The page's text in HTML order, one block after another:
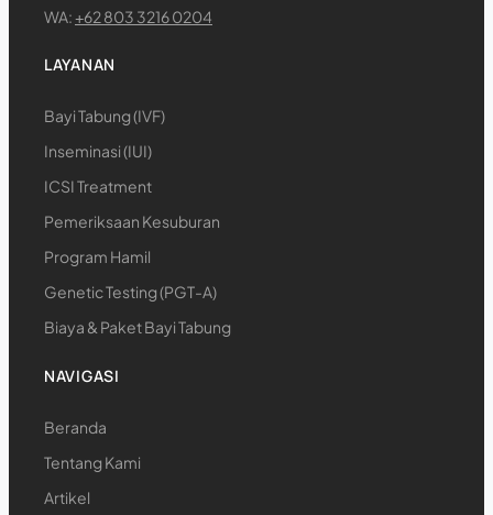
WA:+62 803 3216 0204
LAYANAN
Bayi Tabung (IVF)
Inseminasi (IUI)
ICSI Treatment
Pemeriksaan Kesuburan
Program Hamil
Genetic Testing (PGT-A)
Biaya & Paket Bayi Tabung
NAVIGASI
Beranda
Tentang Kami
Artikel